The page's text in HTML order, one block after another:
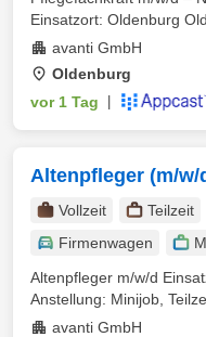
Einsatzort: Oldenburg
avanti GmbH
Oldenburg
vor 1 Tag
Altenpfleger (m/w/
Vollzeit Teilzeit
Firmenwagen
Altenpfleger m/w/d
Anstellung: Minijob,
avanti GmbH